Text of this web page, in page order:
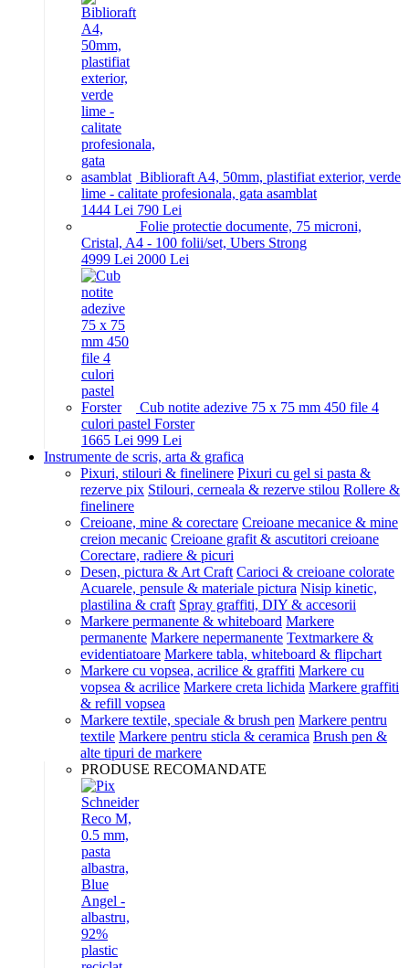
Biblioraft A4, 50mm, plastifiat exterior, verde
lime - calitate profesionala, gata asamblat
1444 Lei 790 Lei
Folie protectie documente, 75 microni,
Cristal, A4 - 100 folii/set, Ubers Strong
4999 Lei 2000 Lei
Cub notite adezive 75 x 75 mm 450 file 4
culori pastel Forster
1665 Lei 999 Lei
Instrumente de scris, arta & grafica
Pixuri, stilouri & finelinere Pixuri cu gel si pasta &
rezerve pix Stilouri, cerneala & rezerve stilou Rollere &
finelinere
Creioane, mine & corectare Creioane mecanice & mine
creion mecanic Creioane grafit & ascutitori creioane
Corectare, radiere & picuri
Desen, pictura & Art Craft Carioci & creioane colorate
Acuarele, pensule & materiale pictura Nisip kinetic,
plastilina & craft Spray graffiti, DIY & accesorii
Markere permanente & whiteboard Markere
permanente Markere nepermanente Textmarkere &
evidentiatoare Markere tabla, whiteboard & flipchart
Markere cu vopsea, acrilice & graffiti Markere cu
vopsea & acrilice Markere creta lichida Markere graffiti
& refill vopsea
Markere textile, speciale & brush pen Markere pentru
textile Markere pentru sticla & ceramica Brush pen &
alte tipuri de markere
PRODUSE RECOMANDATE